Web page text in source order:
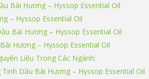
Bài Hương – Hyssop Essential Oil
– Hyssop Essential Oil
Bài Hương – Hyssop Essential Oil
Hương – Hyssop Essential Oil
Liệu Trong Các Ngành:
Dầu Bài Hương – Hyssop Essential Oil